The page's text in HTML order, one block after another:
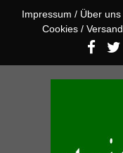
Impressum / Über uns
Cookies / Versand